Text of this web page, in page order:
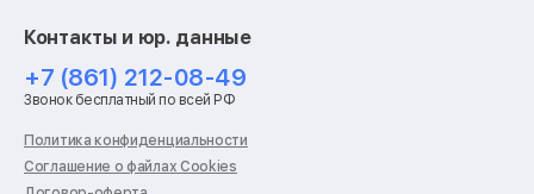
Ремонт роботов-пылесосов
Ремонт холодильников
Ремонт стиральных машин
Ремонт пылесосов
Ремонт варочных панелей
Ремонт духовых шкафов
Ремонт кондиционеров
Контакты и юр. данные
+7 (861) 212-08-49
Звонок бесплатный по всей РФ
Политика конфиденциальности
Соглашение о файлах Cookies